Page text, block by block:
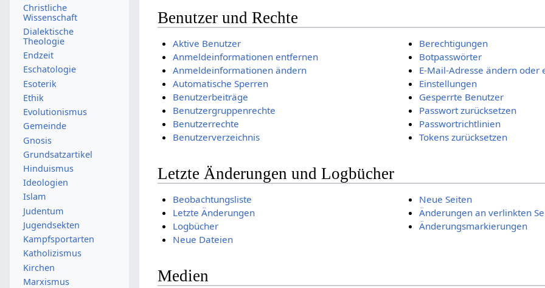
Benutzer und Rechte
Aktive Benutzer
Anmeldeinformationen entfernen
Anmeldeinformationen ändern
Automatische Sperren
Benutzerbeiträge
Benutzergruppenrechte
Benutzerrechte
Benutzerverzeichnis
Berechtigungen
Botpasswörter
E-Mail-Adresse ändern oder
Einstellungen
Gesperrte Benutzer
Passwort zurücksetzen
Passwortrichtlinien
Tokens zurücksetzen
Letzte Änderungen und Logbücher
Beobachtungsliste
Letzte Änderungen
Logbücher
Neue Dateien
Neue Seiten
Änderungen an verlinkten
Änderungsmarkierungen
Medien
Christliche
Wissenschaft
Dialektische
Theologie
Endzeit
Eschatologie
Esoterik
Ethik
Evolutionismus
Gemeinde
Gnosis
Grundsatzartikel
Hinduismus
Ideologien
Islam
Judentum
Jugendsekten
Kampfsportarten
Katholizismus
Kirchen
Marxismus